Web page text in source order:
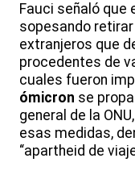
Fauci señaló que
sopesando
extranjeros que
procedentes de
cuales fueron
ómicron se
general de la
esas medidas,
“apartheid de